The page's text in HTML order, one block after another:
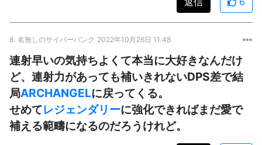
8. 名無しのサイバーパンク 2022年10月26日 11:48
連射早いの気持ちよくて本当に大好きなんだけ
ど、連射力があっても補いきれないDPS差で結
局ARCHANGELに戻ってくる。
せめてレジェンダリーに強化できればまだ愛で
補える範疇になるのだろうけれど。